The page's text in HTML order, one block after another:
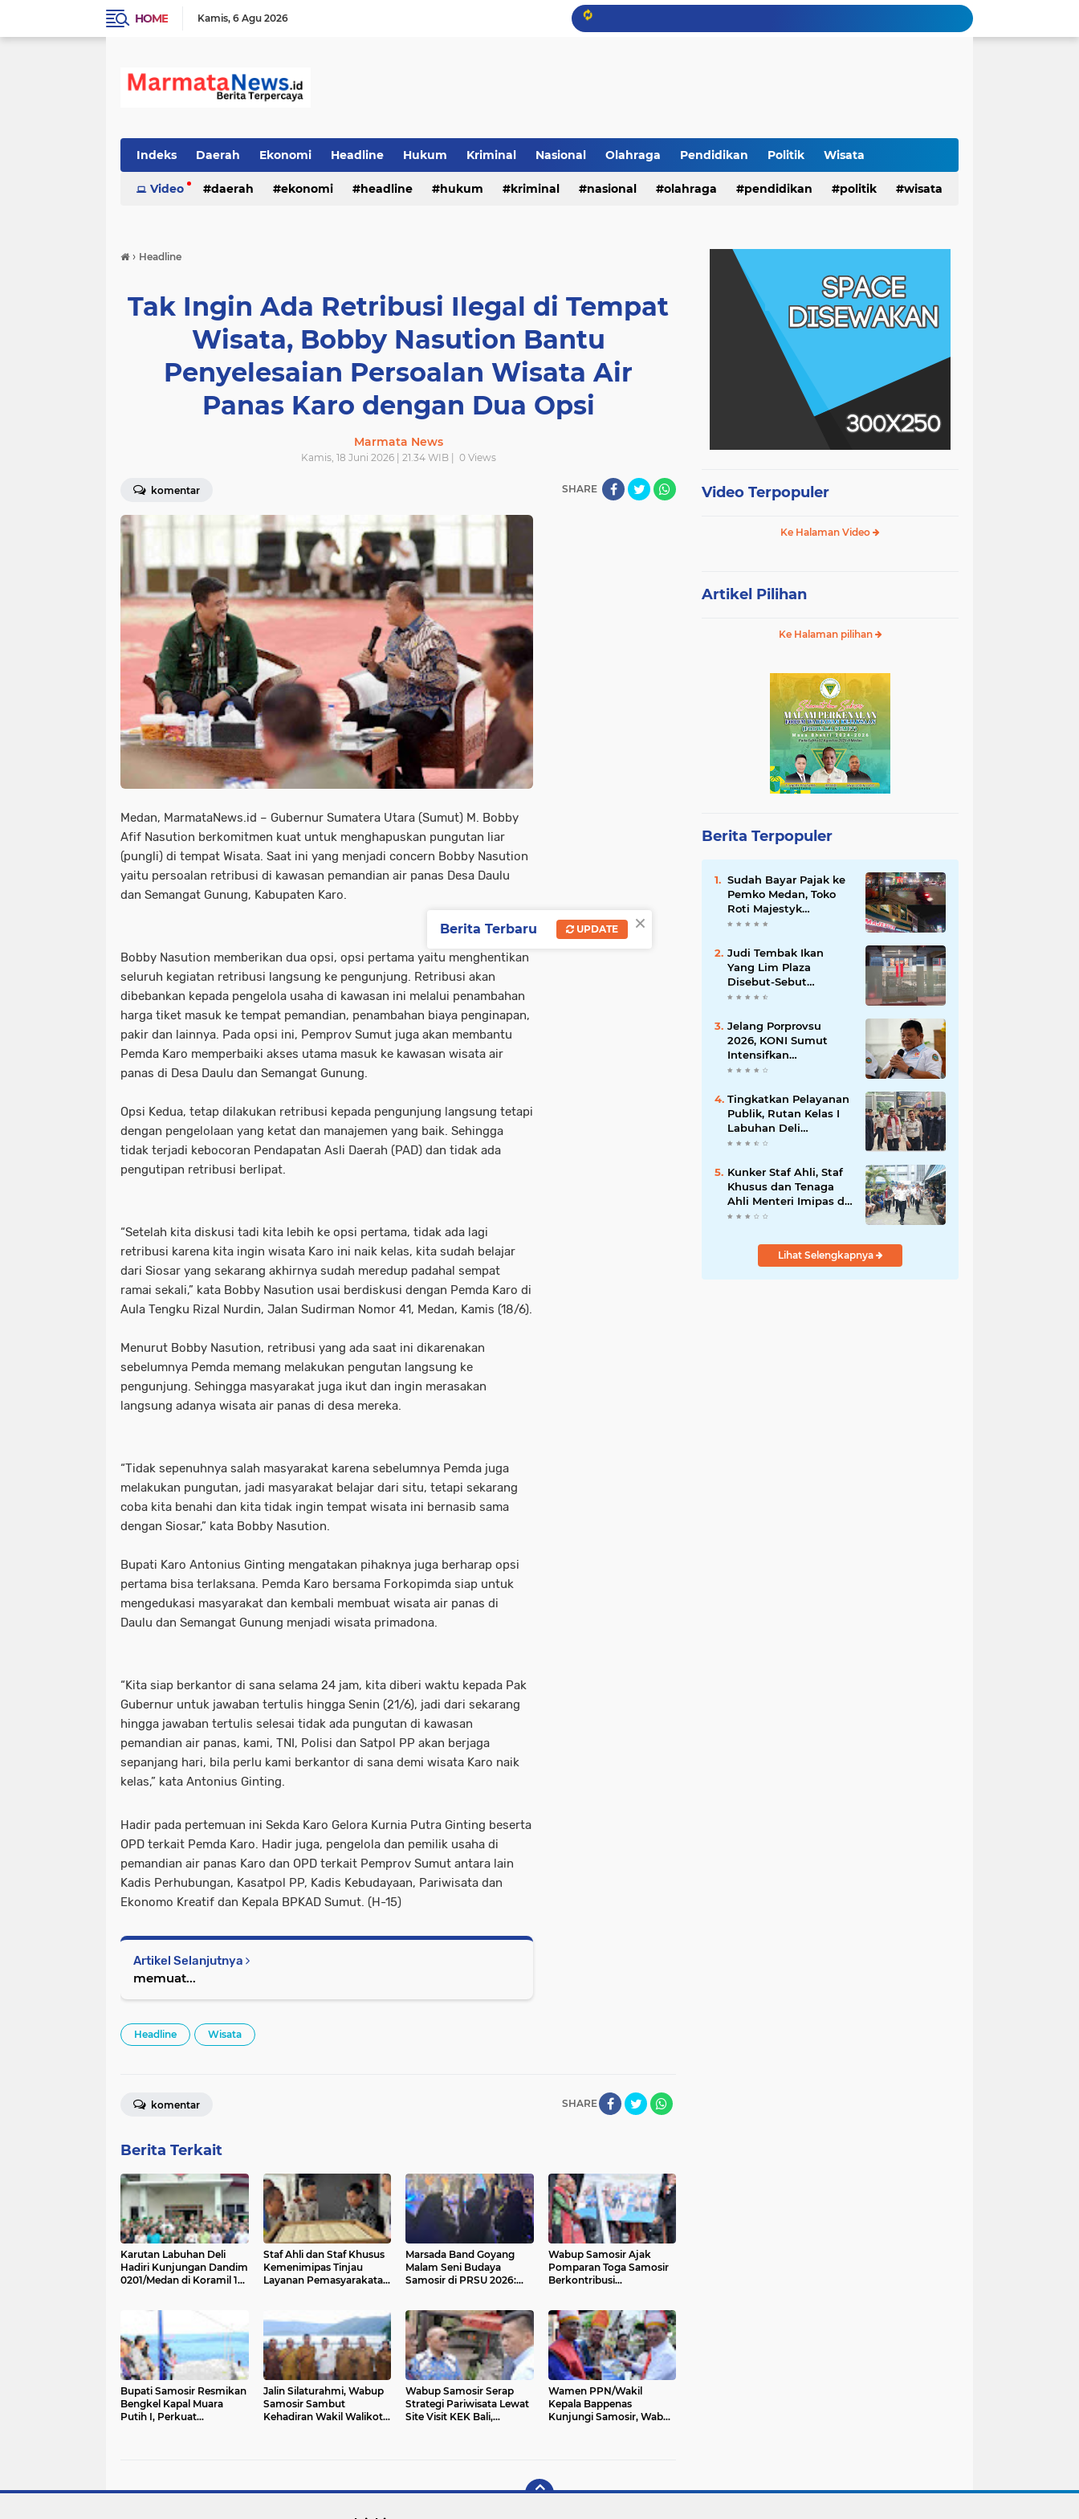
HOME Kamis 6 Agu 2026
Indeks Daerah Ekonomi Headline Hukum Kriminal Nasional Olahraga Pendidikan Politik Wisata
Video daerah ekonomi headline hukum kriminal nasional olahraga pendidikan politik wisata
› Headline
Tak Ingin Ada Retribusi Ilegal di Tempat
Wisata, Bobby Nasution Bantu
Penyelesaian Persoalan Wisata Air
Panas Karo dengan Dua Opsi
Marmata News
Kamis, 18 Juni 2026 | 21.34 WIB | 0Views
komentar SHARE
Medan, MarmataNews.id – Gubernur Sumatera Utara (Sumut) M. Bobby
Afif Nasution berkomitmen kuat untuk menghapuskan pungutan liar
(pungli) di tempat Wisata. Saat ini yang menjadi concern Bobby Nasution
yaitu persoalan retribusi di kawasan pemandian air panas Desa Daulu
dan Semangat Gunung, Kabupaten Karo.
Bobby Nasution memberikan dua opsi, opsi pertama yaitu menghentikan
seluruh kegiatan retribusi langsung ke pengunjung. Retribusi akan
dibebankan kepada pengelola usaha di kawasan ini melalui penambahan
harga tiket masuk ke tempat pemandian, penambahan biaya penginapan,
pakir dan lainnya. Pada opsi ini, Pemprov Sumut juga akan membantu
Pemda Karo memperbaiki akses utama masuk ke kawasan wisata air
panas di Desa Daulu dan Semangat Gunung.
Opsi Kedua, tetap dilakukan retribusi kepada pengunjung langsung tetapi
dengan pengelolaan yang ketat dan manajemen yang baik. Sehingga
tidak terjadi kebocoran Pendapatan Asli Daerah (PAD) dan tidak ada
pengutipan retribusi berlipat.
“Setelah kita diskusi tadi kita lebih ke opsi pertama, tidak ada lagi
retribusi karena kita ingin wisata Karo ini naik kelas, kita sudah belajar
dari Siosar yang sekarang akhirnya sudah meredup padahal sempat
ramai sekali,” kata Bobby Nasution usai berdiskusi dengan Pemda Karo di
Aula Tengku Rizal Nurdin, Jalan Sudirman Nomor 41, Medan, Kamis (18/6).
Menurut Bobby Nasution, retribusi yang ada saat ini dikarenakan
sebelumnya Pemda memang melakukan pengutan langsung ke
pengunjung. Sehingga masyarakat juga ikut dan ingin merasakan
langsung adanya wisata air panas di desa mereka.
“Tidak sepenuhnya salah masyarakat karena sebelumnya Pemda juga
melakukan pungutan, jadi masyarakat belajar dari situ, tetapi sekarang
coba kita benahi dan kita tidak ingin tempat wisata ini bernasib sama
dengan Siosar,” kata Bobby Nasution.
Bupati Karo Antonius Ginting mengatakan pihaknya juga berharap opsi
pertama bisa terlaksana. Pemda Karo bersama Forkopimda siap untuk
mengedukasi masyarakat dan kembali membuat wisata air panas di
Daulu dan Semangat Gunung menjadi wisata primadona.
“Kita siap berkantor di sana selama 24 jam, kita diberi waktu kepada Pak
Gubernur untuk jawaban tertulis hingga Senin (21/6), jadi dari sekarang
hingga jawaban tertulis selesai tidak ada pungutan di kawasan
pemandian air panas, kami, TNI, Polisi dan Satpol PP akan berjaga
sepanjang hari, bila perlu kami berkantor di sana demi wisata Karo naik
kelas,” kata Antonius Ginting.
Hadir pada pertemuan ini Sekda Karo Gelora Kurnia Putra Ginting beserta
OPD terkait Pemda Karo. Hadir juga, pengelola dan pemilik usaha di
pemandian air panas Karo dan OPD terkait Pemprov Sumut antara lain
Kadis Perhubungan, Kasatpol PP, Kadis Kebudayaan, Pariwisata dan
Ekonomo Kreatif dan Kepala BPKAD Sumut. (H-15)
Artikel Selanjutnya
memuat...
Headline Wisata
SHARE
komentar
Berita Terkait
Karutan Labuhan Deli
Hadiri Kunjungan Dandim
0201/Medan di Koramil 10
Masyarakat
Staf Ahli dan Staf Khusus
Kemenimipas Tinjau
Layanan Pemasyarakatan
Pembinaan Berjalan
Optimal
Marsada Band Goyang
Malam Seni Budaya
Samosir di PRSU 2026:
Wabup Samosir Ajak
Pomparan Toga Samosir
Berkontribusi
PTSBI Gaungkan
Persatuan dan Pelestarian
Budaya Batak
Bupati Samosir Resmikan
Bengkel Kapal Muara
Putih I, Perkuat
Jalin Silaturahmi, Wabup
Samosir Sambut
Kehadiran Wakil Walikota
Wabup Samosir Serap
Strategi Pariwisata Lewat
Site Visit KEK Bali,
Wamen PPN/Wakil
Kepala Bappenas
Kunjungi Samosir, Wabup
Video Terpopuler
Ke Halaman Video
Artikel Pilihan
Ke Halaman pilihan
Berita Terpopuler
Sudah Bayar Pajak ke
Pemko Medan, Toko
Roti Majestyk
Terancam Gulung
Jalan Ditutup
Pedagang Angkringan
Judi Tembak Ikan
Yang Lim Plaza
Disebut-Sebut
Beroperasi Kembali,
Jelang Porprovsu
2026, KONI Sumut
Intensifkan
Pembinaan Atlet
Tingkatkan Pelayanan
Publik, Rutan Kelas I
Labuhan Deli
Menerima Kunjungan
Khusus Menteri Imipas
Kunker Staf Ahli, Staf
Khusus dan Tenaga
Ahli Menteri Imipas di
Lembaga
I Medan: Pelayanan
Prima DipastikanLihat Selengkapnya
×
Berita Terbaru UPDATE